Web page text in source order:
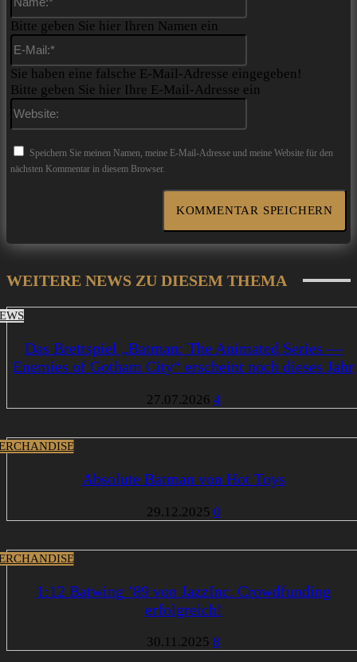
Bitte geben Sie hier Ihren Namen ein
Sie haben eine falsche E-Mail-Adresse eingegeben!
Bitte geben Sie hier Ihre E-Mail-Adresse ein
Speichern Sie meinen Namen, meine E-Mail-Adresse und meine Website für den
nächsten Kommentar in diesem Browser.
WEITERE NEWS ZU DIESEM THEMA
Das Brettspiel „Batman: The Animated Series —
Enemies of Gotham City“ erscheint noch dieses Jahr
27.07.2026 4
Absolute Batman von Hot Toys
29.12.2025 0
1:12 Batwing ’89 von JazzInc. Crowdfunding
erfolgreich!
30.11.2025 8